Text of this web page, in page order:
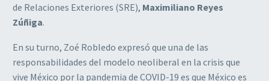
de Relaciones Exteriores (SRE), Maximiliano Reyes
Zúñiga.
En su turno, Zoé Robledo expresó que una de las
responsabilidades del modelo neoliberal en la crisis que
vive México por la pandemia de COVID-19 es que México es